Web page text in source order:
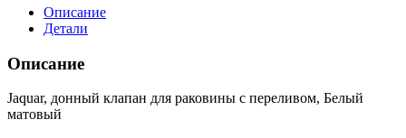
раковины
переливом,
Белый
ALD-
WHM-
Описание
Детали
Описание
Jaquar, донный клапан для раковины с переливом, Белый
матовый